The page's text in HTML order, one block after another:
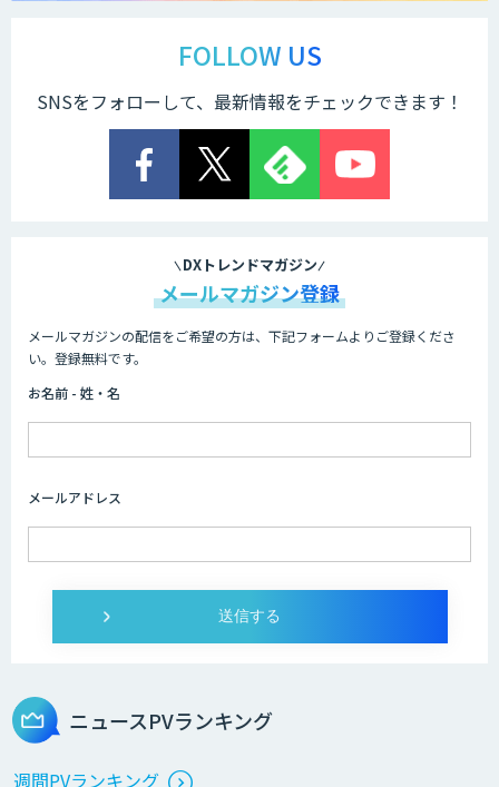
Cogent AI Cabinet
imprai ezKotae
ログミーツ powered by GPT-4
生成AI活用 1day ブートキャンプ
FOLLOW US
SNSをフォローして、最新情報をチェックできます！
DXトレンドマガジン
メールマガジン登録
メールマガジンの配信をご希望の方は、下記フォームよりご登録くださ
い。登録無料です。
お名前 - 姓・名
メールアドレス
ニュースPVランキング
週間PVランキング